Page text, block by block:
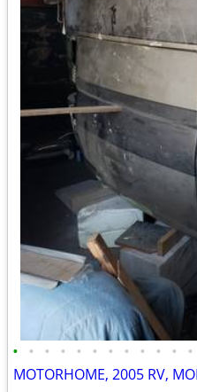
• • • • • • • • • • • •